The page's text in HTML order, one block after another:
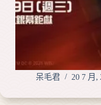
呆毛君 20 7 月,